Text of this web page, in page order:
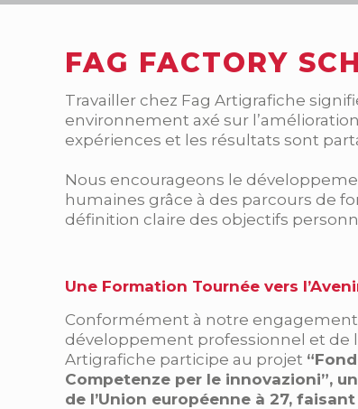
FAG FACTORY
Travailler chez Fag Artigrafiche
environnement axé sur
expériences et les résultats sont
Nous encourageons le
humaines grâce à des parcours de
définition claire des objectifs
Une Formation Tournée vers
Conformément à notre
développement professionnel et de
Artigrafiche participe au projet
Competenze per le innovazioni”,
de l’Union européenne à 27,